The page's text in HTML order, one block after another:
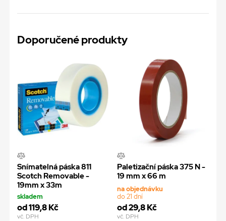
Doporučené produkty
Snímatelná páska 811
Scotch Removable -
19mm x 33m
skladem
od 119,8 Kč
vč. DPH
Paletizační páska 375 N -
19 mm x 66 m
na objednávku
do 21 dní
od 29,8 Kč
vč. DPH